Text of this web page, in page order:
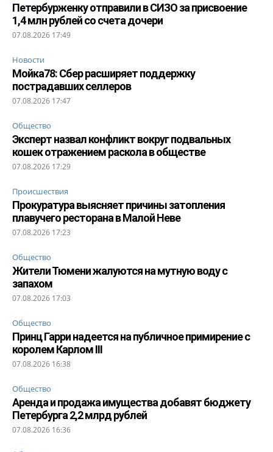
Петербурженку отправили в СИЗО за присвоение
1,4 млн рублей со счета дочери
07.08.2026 17:49
Новости
Мойка78: Сбер расширяет поддержку
пострадавших селлеров
07.08.2026 17:47
Общество
Эксперт назвал конфликт вокруг подвальных
кошек отражением раскола в обществе
07.08.2026 17:29
Происшествия
Прокуратура выясняет причины затопления
плавучего ресторана в Малой Неве
07.08.2026 17:23
Общество
Жители Тюмени жалуются на мутную воду с
запахом
07.08.2026 17:03
Общество
Принц Гарри надеется на публичное примирение с
королем Карлом III
07.08.2026 16:38
Общество
Аренда и продажа имущества добавят бюджету
Петербурга 2,2 млрд рублей
07.08.2026 16:36